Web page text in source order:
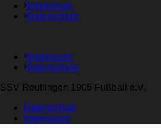
Impressum
Datenschutz
Impressum
Datenschutz
SSV Reutlingen 1905 Fußball e.V.
Datenschutz
Impressum